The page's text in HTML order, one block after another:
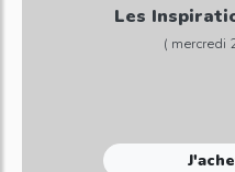
Les
( mercredi